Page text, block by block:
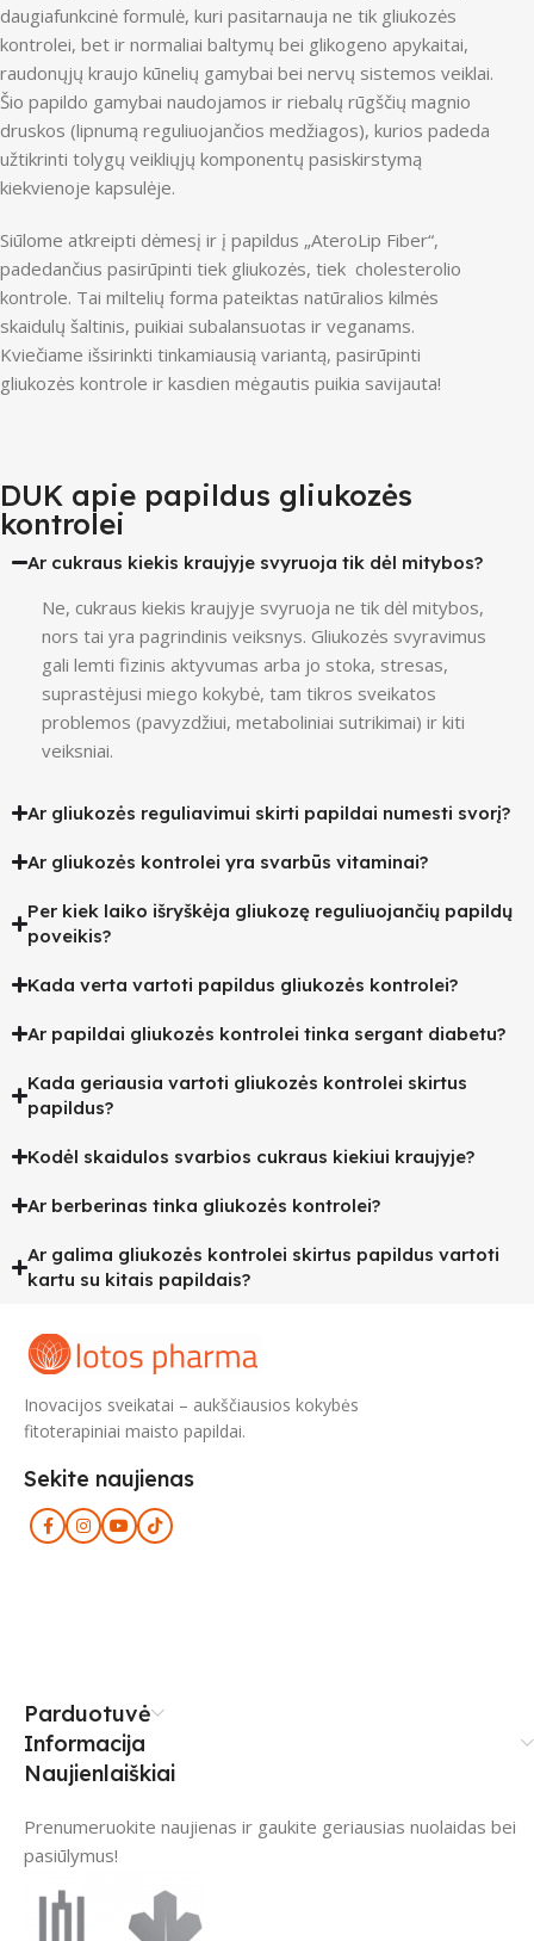
daugiafunkcinė formulė, kuri pasitarnauja ne tik gliukozės
kontrolei, bet ir normaliai baltymų bei glikogeno apykaitai,
raudonųjų kraujo kūnelių gamybai bei nervų sistemos veiklai.
Šio papildo gamybai naudojamos ir riebalų rūgščių magnio
druskos (lipnumą reguliuojančios medžiagos), kurios padeda
užtikrinti tolygų veikliųjų komponentų pasiskirstymą
kiekvienoje kapsulėje.
Siūlome atkreipti dėmesį ir į papildus „AteroLip Fiber“,
padedančius pasirūpinti tiek gliukozės, tiek cholesterolio
kontrole. Tai miltelių forma pateiktas natūralios kilmės
skaidulų šaltinis, puikiai subalansuotas ir veganams.
Kviečiame išsirinkti tinkamiausią variantą, pasirūpinti
gliukozės kontrole ir kasdien mėgautis puikia savijauta!
DUK apie papildus gliukozės
kontrolei
Ar cukraus kiekis kraujyje svyruoja tik dėl mitybos?
Ne, cukraus kiekis kraujyje svyruoja ne tik dėl mitybos,
nors tai yra pagrindinis veiksnys. Gliukozės svyravimus
gali lemti fizinis aktyvumas arba jo stoka, stresas,
suprastėjusi miego kokybė, tam tikros sveikatos
problemos (pavyzdžiui, metaboliniai sutrikimai) ir kiti
veiksniai.
Ar gliukozės reguliavimui skirti papildai numesti svorį?
Ar gliukozės kontrolei yra svarbūs vitaminai?
Per kiek laiko išryškėja gliukozę reguliuojančių papildų
poveikis?
Kada verta vartoti papildus gliukozės kontrolei?
Ar papildai gliukozės kontrolei tinka sergant diabetu?
Kada geriausia vartoti gliukozės kontrolei skirtus
papildus?
Kodėl skaidulos svarbios cukraus kiekiui kraujyje?
Ar berberinas tinka gliukozės kontrolei?
Ar galima gliukozės kontrolei skirtus papildus vartoti
kartu su kitais papildais?
Inovacijos sveikatai – aukščiausios kokybės
fitoterapiniai maisto papildai.
Sekite naujienas
Parduotuvė
Informacija
Naujienlaiškiai
Prenumeruokite naujienas ir gaukite geriausias nuolaidas bei
pasiūlymus!